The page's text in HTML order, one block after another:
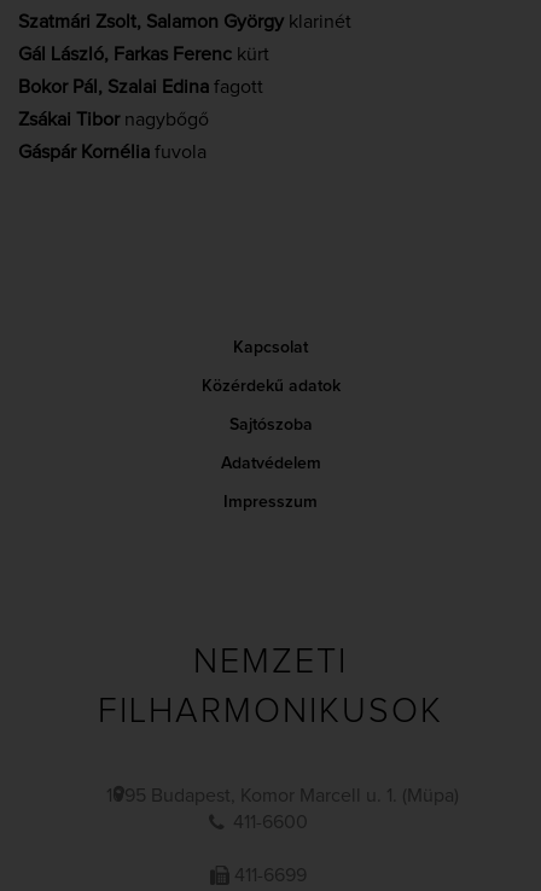
Szatmári Zsolt, Salamon György klarinét
Gál László, Farkas Ferenc kürt
Bokor Pál, Szalai Edina fagott
Zsákai Tibornagybőgő
Gáspár Kornélia fuvola
Kapcsolat
Közérdekű adatok
Sajtószoba
Adatvédelem
Impresszum
NEMZETI
FILHARMONIKUSOK
1095 Budapest, Komor Marcell u. 1. (Müpa)
411-6600
411-6699